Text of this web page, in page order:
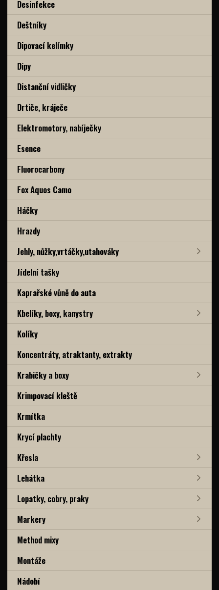
Desinfekce
Deštníky
Dipovací kelímky
Dipy
Distanční vidličky
Drtiče, kráječe
Elektromotory, nabíječky
Esence
Fluorocarbony
Fox Aquos Camo
Háčky
Hrazdy
Jehly, nůžky,vrtáčky,utahováky
Jídelní tašky
Kaprařské vůně do auta
Kbelíky, boxy, kanystry
Kolíky
Koncentráty, atraktanty, extrakty
Krabičky a boxy
Krimpovací kleště
Krmítka
Krycí plachty
Křesla
Lehátka
Lopatky, cobry, praky
Markery
Method mixy
Montáže
Nádobí